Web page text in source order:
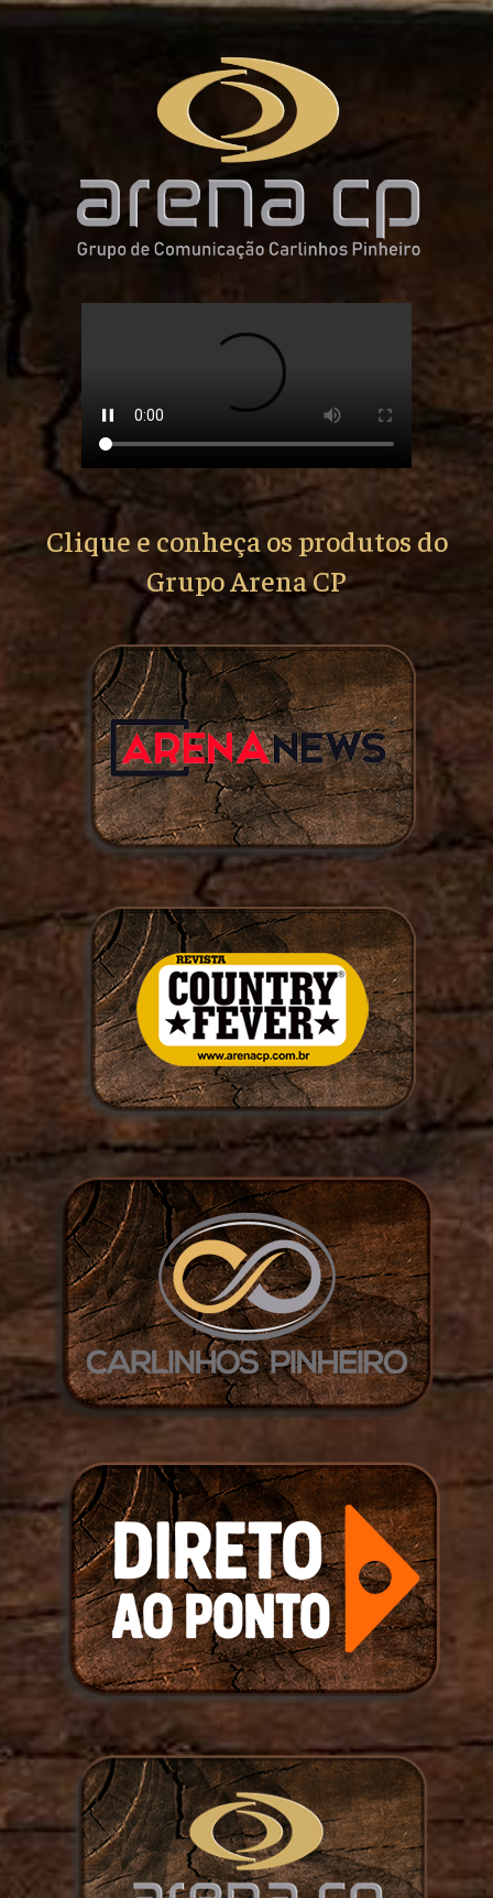
Clique e conheça os produtos do
Grupo Arena CP